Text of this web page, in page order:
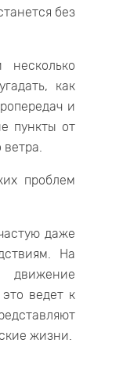
без
как
и
пункты от
проблем
даже
На
движение
ведет к
жизни.